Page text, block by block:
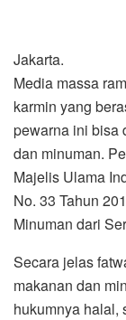
Jakarta.
Media massa
karmin yang
pewarna ini bisa
dan minuman.
Majelis Ulama
No. 33 Tahun
Minuman dari
Secara jelas
makanan dan
hukumnya halal,